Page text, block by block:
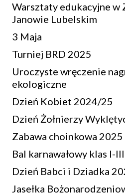
Warsztaty edukacyjne w
Janowie Lubelskim
3 Maja
Turniej BRD 2025
Uroczyste wręczenie
ekologiczne
Dzień Kobiet 2024/25
Dzień Żołnierzy
Zabawa choinkowa 2025
Bal karnawałowy klas I-III
Dzień Babci i Dziadka
Jasełka